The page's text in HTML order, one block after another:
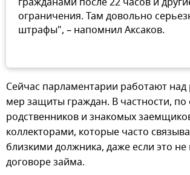
ограничения. Там довольно
штрафы", – напомнил Аксаков.
Сейчас парламентарии работают
мер защиты граждан. В частности,
родственников и знакомых
коллекторами, которые часто
близкими должника, даже если это
договоре займа.